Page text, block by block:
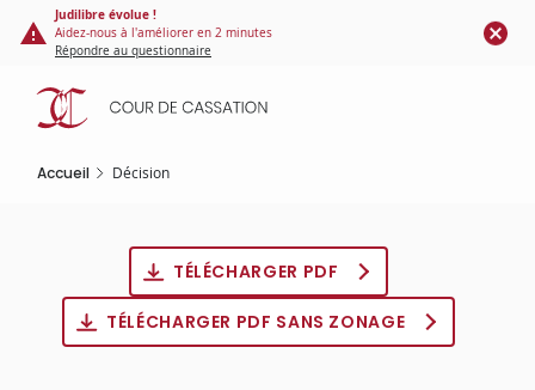
Panneau de gestion des cookies
contenu
principal
Judilibre évolue !
Aidez-nous à l'améliorer en 2 minutes
Répondre au questionnaire
Accueil Décision
TÉLÉCHARGER PDF
TÉLÉCHARGER PDF SANS ZONAGE